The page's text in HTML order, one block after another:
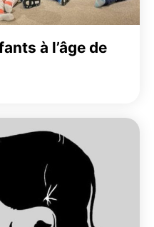
à l’âge de